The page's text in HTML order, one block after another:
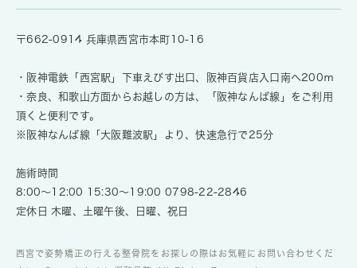
〒662-0914 兵庫県西宮市本町10-16
・阪神電鉄「西宮駅」下車えびす出口、阪神百貨店入口南へ200ｍ
・奈良、和歌山方面からお越しの方は、「阪神なんば線」をご利用
頂くと便利です。
※阪神なんば線「大阪難波駅」より、快速急行で25分
施術時間
8:00～12:00 15:30～19:00 0798-22-2846
定休日 木曜、土曜午後、日曜、祝日
西宮で姿勢矯正の行える整骨院をお探しの際はお気軽にお問い合わせくだ